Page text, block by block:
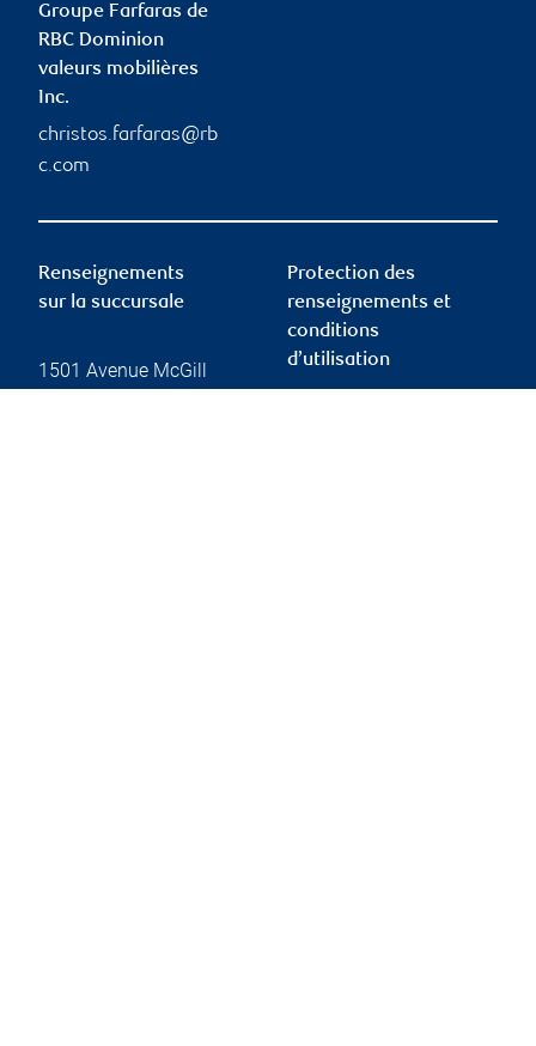
Groupe Farfaras de
RBC Dominion
valeurs mobilières
Inc.
christos.farfaras@rb
c.com
Renseignements
sur la succursale
1501 Avenue McGill
Protection des
renseignements et
conditions
d’utilisation